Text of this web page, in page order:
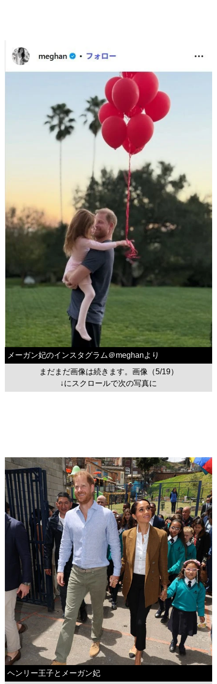
メーガン妃のインスタグラム＠meghanより
まだまだ画像は続きます。画像（5/19）
↓にスクロールで次の写真に
ヘンリー王子とメーガン妃